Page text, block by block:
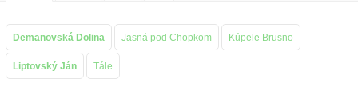
Před cestou
Demänovská Dolina Jasná pod Chopkom Kúpele Brusno
Liptovský Ján Tále